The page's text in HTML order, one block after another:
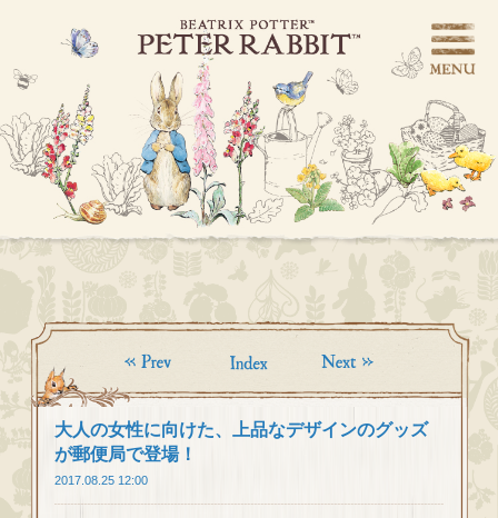
大人の女性に向けた、上品なデザインのグッズ
が郵便局で登場！
2017.08.25 12:00